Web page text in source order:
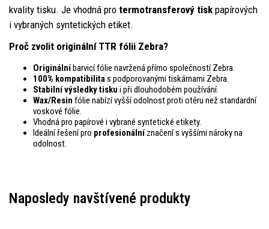
kvality tisku. Je vhodná pro termotransferový tisk papírových
i vybraných syntetických etiket.
Proč zvolit originální TTR fólii Zebra?
Originálníbarvicí fólie navržená přímo společností Zebra.
100% kompatibilitas podporovanými tiskárnami Zebra.
Stabilní výsledky tisku i při dlouhodobém používání.
Wax/Resin fólie nabízí vyšší odolnost proti otěru než standardní
voskové fólie.
Vhodná pro papírové i vybrané syntetické etikety.
Ideální řešení pro profesionálníznačení s vyššími nároky na
odolnost.
Naposledy navštívené produkty